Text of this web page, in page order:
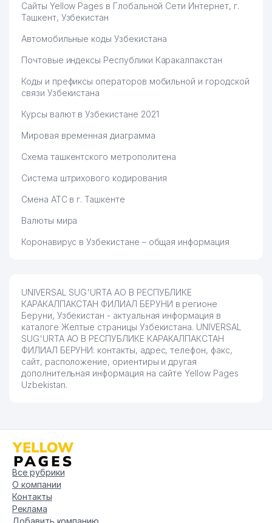
Сайты Yellow Pages в Глобальной Сети Интернет, г.
Ташкент, Узбекистан
Автомобильные коды Узбекистана
Почтовые индексы Республики Каракалпакстан
Коды и префиксы операторов мобильной и городской
связи Узбекистана
Курсы валют в Узбекистане 2021
Мировая временная диаграмма
Схема ташкентского метрополитена
Система штрихового кодирования
Смена АТС в г. Ташкенте
Валюты мира
Коронавирус в Узбекистане – общая информация
UNIVERSAL SUG'URTA АО В РЕСПУБЛИКЕ
КАРАКАЛПАКСТАН ФИЛИАЛ БЕРУНИ в регионе
Беруни, Узбекистан - актуальная информация в
каталоге Желтые страницы Узбекистана. UNIVERSAL
SUG'URTA АО В РЕСПУБЛИКЕ КАРАКАЛПАКСТАН
ФИЛИАЛ БЕРУНИ: контакты, адрес, телефон, факс,
сайт, расположение, ориентиры и другая
дополнительная информация на сайте Yellow Pages
Uzbekistan.
Все рубрики
О компании
Контакты
Реклама
Добавить компанию